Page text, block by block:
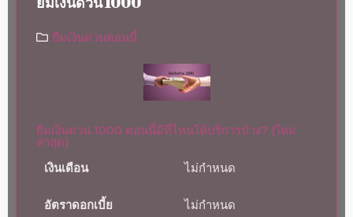
ยืมเงินด่วนตอนนี้
ยืมเงินด่วน 1000 ตอนนี้มีที่ไหนให้บริการบ้าง? (ใหม่
ล่าสุด)
เงินเดือน
ไม่กำหนด
อัตราดอกเบี้ย ไม่กำหนด